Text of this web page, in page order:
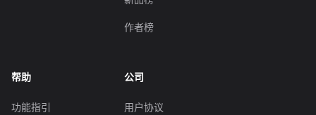
作者榜
帮助
功能指引
公司
用户协议